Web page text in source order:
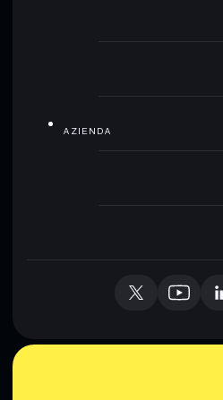
AZIENDA